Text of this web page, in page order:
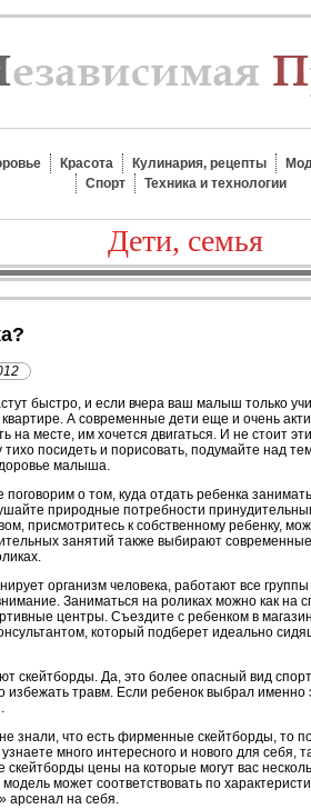
Красота Кулинария, рецепты
Спорт
Техника и технологии
Дети, семья
быстро, и если вчера ваш малыш только
квартире. А современные дети еще и очень
на месте, им хочется двигаться. И не стоит
тихо посидеть и порисовать, подумайте над
малыша.
поговорим о том, куда отдать ребенка
природные потребности
присмотритесь к собственному ребенку,
занятий также выбирают
организм человека, работают все
Заниматься на роликах можно как на
центры. Съездите с ребенком в
который подберет идеально
скейтборды. Да, это более опасный вид
травм. Если ребенок выбрал именно
знали, что есть фирменные скейтборды, то
много интересного и нового для себя,
цены на которые могут вас
может соответствовать по
арсенал на себя.